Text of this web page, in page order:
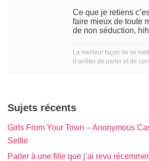
Ce que je retiens
faire mieux de toute
de non séduction,
La meilleur façon de se
d’arrêter de parler et de
Sujets récents
Girls From Your Town – Anonymous
Selfie
Parler à une fille que j’ai revu